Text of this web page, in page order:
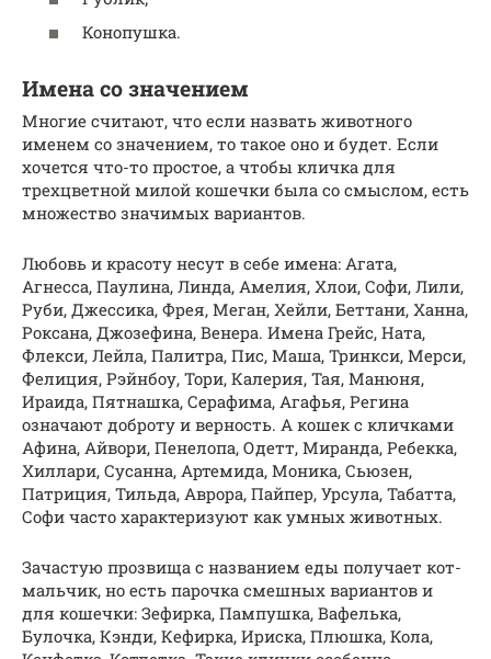
Конопушка.
Имена со значением
Многие считают, что если назвать животного
именем со значением, то такое оно и будет. Если
хочется что-то простое, а чтобы кличка для
трехцветной милой кошечки была со смыслом, есть
множество значимых вариантов.
Любовь и красоту несут в себе имена: Агата,
Агнесса, Паулина, Линда, Амелия, Хлои, Софи, Лили,
Руби, Джессика, Фрея, Меган, Хейли, Беттани, Ханна,
Роксана, Джозефина, Венера. Имена Грейс, Ната,
Флекси, Лейла, Палитра, Пис, Маша, Тринкси, Мерси,
Фелиция, Рэйнбоу, Тори, Калерия, Тая, Манюня,
Ираида, Пятнашка, Серафима, Агафья, Регина
означают доброту и верность. А кошек с кличками
Афина, Айвори, Пенелопа, Одетт, Миранда, Ребекка,
Хиллари, Сусанна, Артемида, Моника, Сьюзен,
Патриция, Тильда, Аврора, Пайпер, Урсула, Табатта,
Софи часто характеризуют как умных животных.
Зачастую прозвища с названием еды получает кот-
мальчик, но есть парочка смешных вариантов и
для кошечки: Зефирка, Пампушка, Вафелька,
Булочка, Кэнди, Кефирка, Ириска, Плюшка, Кола,